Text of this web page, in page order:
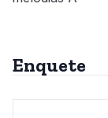
Enquete